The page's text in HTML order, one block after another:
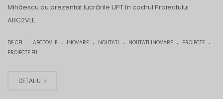
Mihăescu au prezentat lucrările UPT în cadrul Proiectului
ABC2VLE.
DE CEL ABCTOVLE . INOVARE . NOUTATI . NOUTATI INOVARE . PROIECTE .
PROIECTE EU
DETALIU